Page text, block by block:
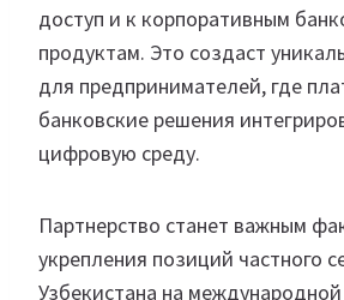
доступ и к корпоративным
продуктам. Это создаст
для предпринимателей, где
банковские решения
цифровую среду.
Партнерство станет важным
укрепления позиций частного
Узбекистана на международной